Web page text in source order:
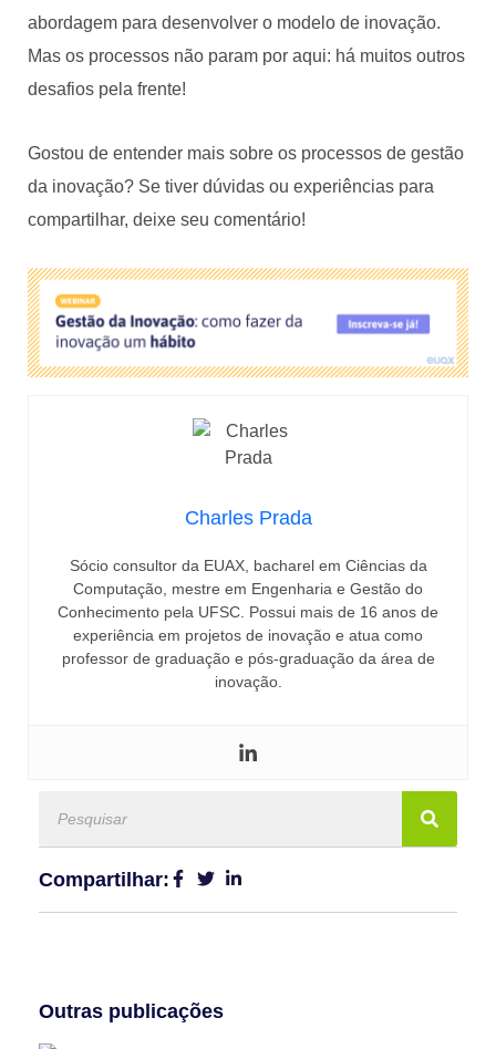
abordagem para desenvolver o modelo de inovação.
Mas os processos não param por aqui: há muitos outros
desafios pela frente!
Gostou de entender mais sobre os processos de gestão
da inovação? Se tiver dúvidas ou experiências para
compartilhar, deixe seu comentário!
Charles Prada
Sócio consultor da EUAX, bacharel em Ciências da
Computação, mestre em Engenharia e Gestão do
Conhecimento pela UFSC. Possui mais de 16 anos de
experiência em projetos de inovação e atua como
professor de graduação e pós-graduação da área de
inovação.
Compartilhar:
Outras publicações